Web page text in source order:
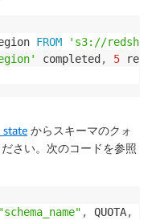
FROM
's3://
completed , 5
からスキーマのクォ
さい。次のコードを参照
"schema_name" , QUOTA,